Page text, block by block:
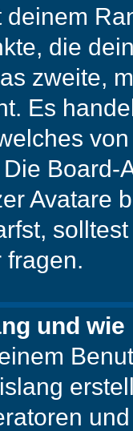
die
zweite,
Es
Avatare
fragen.
und